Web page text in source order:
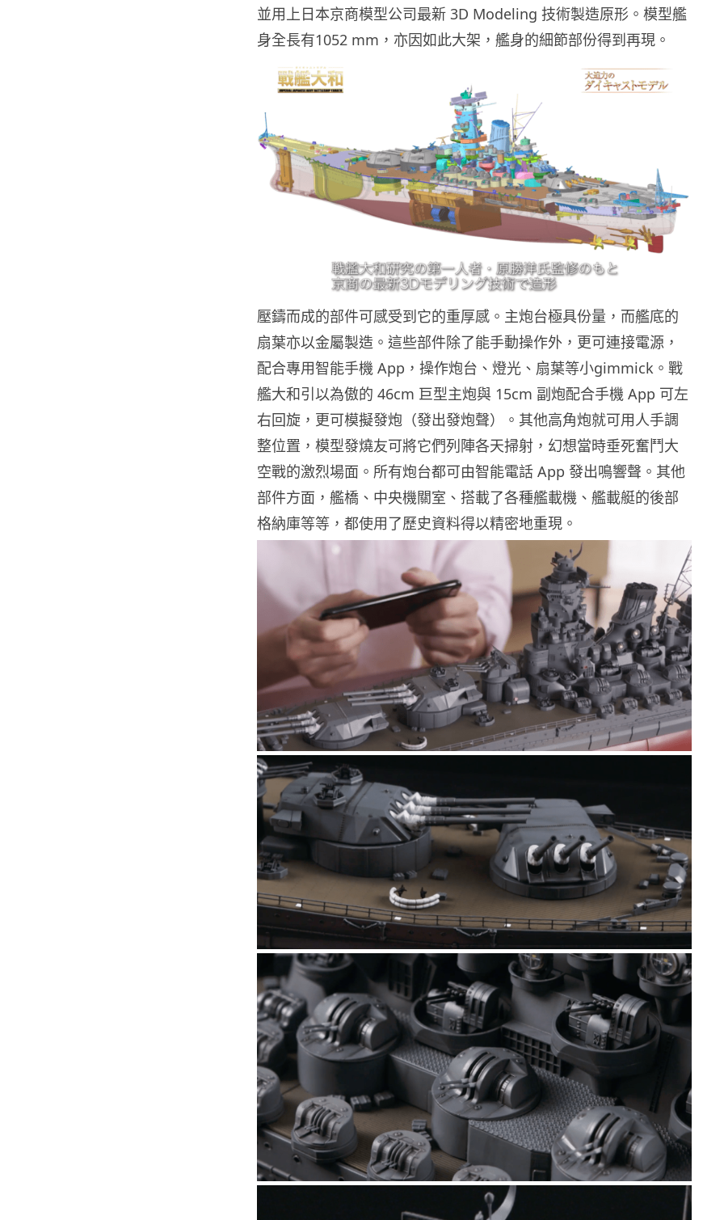
並用上日本京商模型公司最新 3D Modeling 技術製造原形。模型艦
身全長有1052 mm，亦因如此大架，艦身的細節部份得到再現。
壓鑄而成的部件可感受到它的重厚感。主炮台極具份量，而艦底的
扇葉亦以金屬製造。這些部件除了能手動操作外，更可連接電源，
配合專用智能手機 App，操作炮台、燈光、扇葉等小gimmick。戰
艦大和引以為傲的 46cm 巨型主炮與 15cm 副炮配合手機 App 可左
右回旋，更可模擬發炮（發出發炮聲）。其他高角炮就可用人手調
整位置，模型發燒友可將它們列陣各天掃射，幻想當時垂死奮鬥大
空戰的激烈場面。所有炮台都可由智能電話 App 發出鳴響聲。其他
部件方面，艦橋、中央機關室、搭載了各種艦載機、艦載艇的後部
格納庫等等，都使用了歷史資料得以精密地重現。